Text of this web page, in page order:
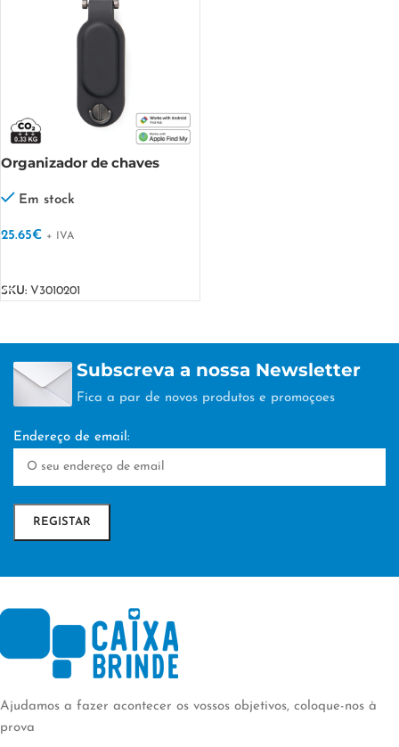
Organizador de chaves
localizador duplo
Em stock
25.65€ + IVA
SKU: V3010201
Subscreva a nossa Newsletter
Fica a par de novos produtos e promoçoes
Endereço de email:
Ajudamos a fazer acontecer os vossos objetivos, coloque-nos à
prova